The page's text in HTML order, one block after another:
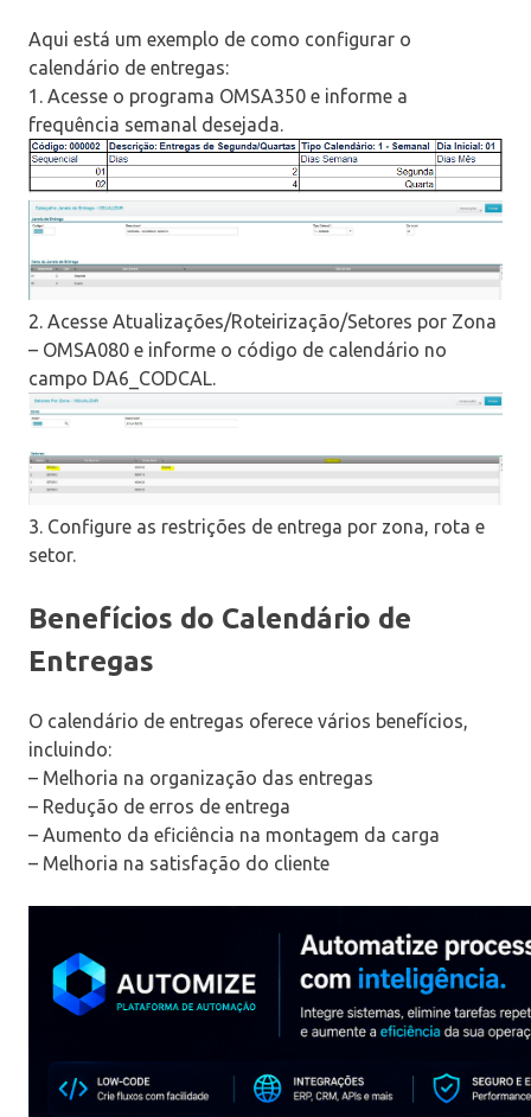
Aqui está um exemplo de como configurar o
calendário de entregas:
1. Acesse o programa OMSA350 e informe a
frequência semanal desejada.
2. Acesse Atualizações/Roteirização/Setores por Zona
– OMSA080 e informe o código de calendário no
campo DA6_CODCAL.
3. Configure as restrições de entrega por zona, rota e
setor.
Benefícios do Calendário de
Entregas
O calendário de entregas oferece vários benefícios,
incluindo:
– Melhoria na organização das entregas
– Redução de erros de entrega
– Aumento da eficiência na montagem da carga
– Melhoria na satisfação do cliente